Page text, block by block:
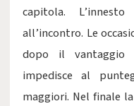
capitola.
all’incontro. Le
dopo il vantaggio
impedisce al
maggiori. Nel finale